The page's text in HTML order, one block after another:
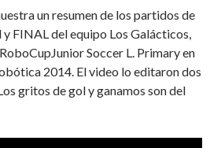
un resumen de los partidos de
FINAL del equipo Los Galácticos,
Soccer L. Primary en
2014. El video lo editaron dos
gritos de gol y ganamos son del